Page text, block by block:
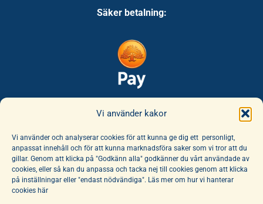
Vi använder kakor
Vi använder och analyserar cookies för att kunna ge dig ett personligt,
anpassat innehåll och för att kunna marknadsföra saker som vi tror att du
gillar. Genom att klicka på "Godkänn alla" godkänner du vårt användade av
cookies, eller så kan du anpassa och tacka nej till cookies genom att klicka
på inställningar eller "endast nödvändiga". Läs mer om hur vi hanterar
cookies här
Säker betalning:
Säker leverans: